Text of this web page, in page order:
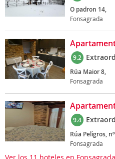
O padron 14,
Fonsagrada
9.2
Rúa Maior 8,
Fonsagrada
9.4
Rúa Peligros,
Fonsagrada